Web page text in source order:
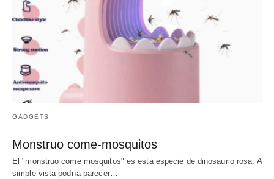
GADGETS
Monstruo come-mosquitos
El "monstruo come mosquitos" es esta especie de dinosaurio rosa. A
simple vista podría parecer…